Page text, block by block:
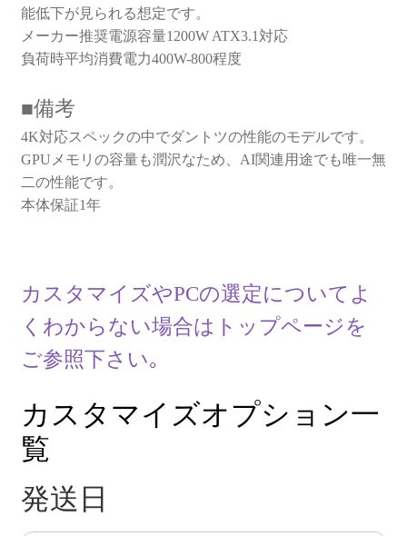
た。
能低下が見られる想定です。
メーカー推奨電源容量1200W ATX3.1対応
負荷時平均消費電力400W-800程度
■備考
4K対応スペックの中でダントツの性能のモデルです。
GPUメモリの容量も潤沢なため、AI関連用途でも唯一無
二の性能です。
本体保証1年
カスタマイズやPCの選定についてよ
くわからない場合はトップページを
ご参照下さい｡
カスタマイズオプション一
覧
発送日